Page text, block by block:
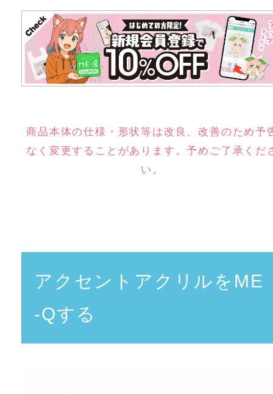
商品本体の仕様・形状等は改良、改善のため予
なく変更することがあります。予めご了承くだ
い。
アクセントアクリルをME
-Qする